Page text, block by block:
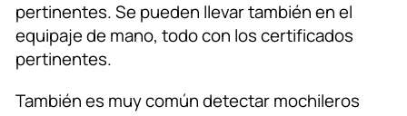
pertinentes. Se pueden llevar también en el
equipaje de mano, todo con los certificados
pertinentes.
También es muy común detectar mochileros